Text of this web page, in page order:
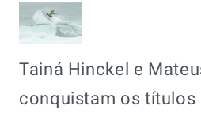
Tainá Hinckel e
conquistam os títulos